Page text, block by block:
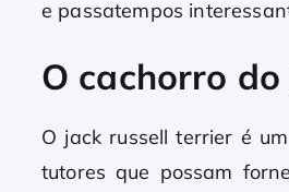
e passatempos
O cachorro
O jack russell terrier é
tutores que possam